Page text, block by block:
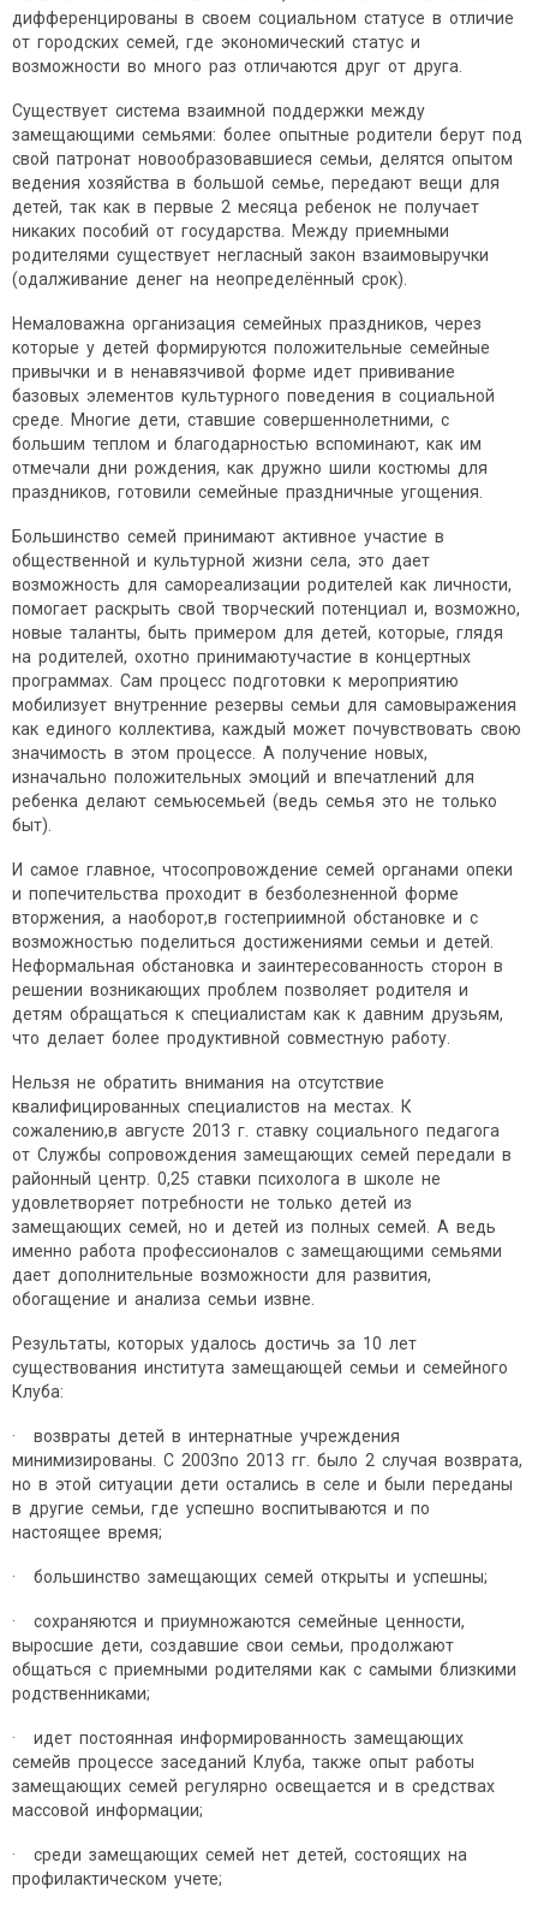
дифференцированы в своем социальном статусе в отличие
от городских семей, где экономический статус и
возможности во много раз отличаются друг от друга.
Существует система взаимной поддержки между
замещающими семьями: более опытные родители берут под
свой патронат новообразовавшиеся семьи, делятся опытом
ведения хозяйства в большой семье, передают вещи для
детей, так как в первые 2 месяца ребенок не получает
никаких пособий от государства. Между приемными
родителями существует негласный закон взаимовыручки
(одалживание денег на неопределённый срок).
Немаловажна организация семейных праздников, через
которые у детей формируются положительные семейные
привычки и в ненавязчивой форме идет прививание
базовых элементов культурного поведения в социальной
среде. Многие дети, ставшие совершеннолетними, с
большим теплом и благодарностью вспоминают, как им
отмечали дни рождения, как дружно шили костюмы для
праздников, готовили семейные праздничные угощения.
Большинство семей принимают активное участие в
общественной и культурной жизни села, это дает
возможность для самореализации родителей как личности,
помогает раскрыть свой творческий потенциал и, возможно,
новые таланты, быть примером для детей, которые, глядя
на родителей, охотно принимаютучастие в концертных
программах. Сам процесс подготовки к мероприятию
мобилизует внутренние резервы семьи для самовыражения
как единого коллектива, каждый может почувствовать свою
значимость в этом процессе. А получение новых,
изначально положительных эмоций и впечатлений для
ребенка делают семьюсемьей (ведь семья это не только
быт).
И самое главное, чтосопровождение семей органами опеки
и попечительства проходит в безболезненной форме
вторжения, а наоборот,в гостеприимной обстановке и с
возможностью поделиться достижениями семьи и детей.
Неформальная обстановка и заинтересованность сторон в
решении возникающих проблем позволяет родителя и
детям обращаться к специалистам как к давним друзьям,
что делает более продуктивной совместную работу.
Нельзя не обратить внимания на отсутствие
квалифицированных специалистов на местах. К
сожалению,в августе 2013 г. ставку социального педагога
от Службы сопровождения замещающих семей передали в
районный центр. 0,25 ставки психолога в школе не
удовлетворяет потребности не только детей из
замещающих семей, но и детей из полных семей. А ведь
именно работа профессионалов с замещающими семьями
дает дополнительные возможности для развития,
обогащение и анализа семьи извне.
Результаты, которых удалось достичь за 10 лет
существования института замещающей семьи и семейного
Клуба:
· возвраты детей в интернатные учреждения
минимизированы. С 2003по 2013 гг. было 2 случая возврата,
но в этой ситуации дети остались в селе и были переданы
в другие семьи, где успешно воспитываются и по
настоящее время;
· большинство замещающих семей открыты и успешны;
· сохраняются и приумножаются семейные ценности,
выросшие дети, создавшие свои семьи, продолжают
общаться с приемными родителями как с самыми близкими
родственниками;
· идет постоянная информированность замещающих
семейв процессе заседаний Клуба, также опыт работы
замещающих семей регулярно освещается и в средствах
массовой информации;
· среди замещающих семей нет детей, состоящих на
профилактическом учете;